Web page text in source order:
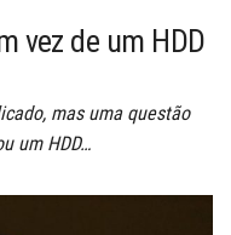
vez de um HDD
mas uma questão
um HDD…